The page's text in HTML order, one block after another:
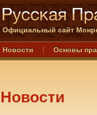
Официальный сайт
Новости Основы
Новости